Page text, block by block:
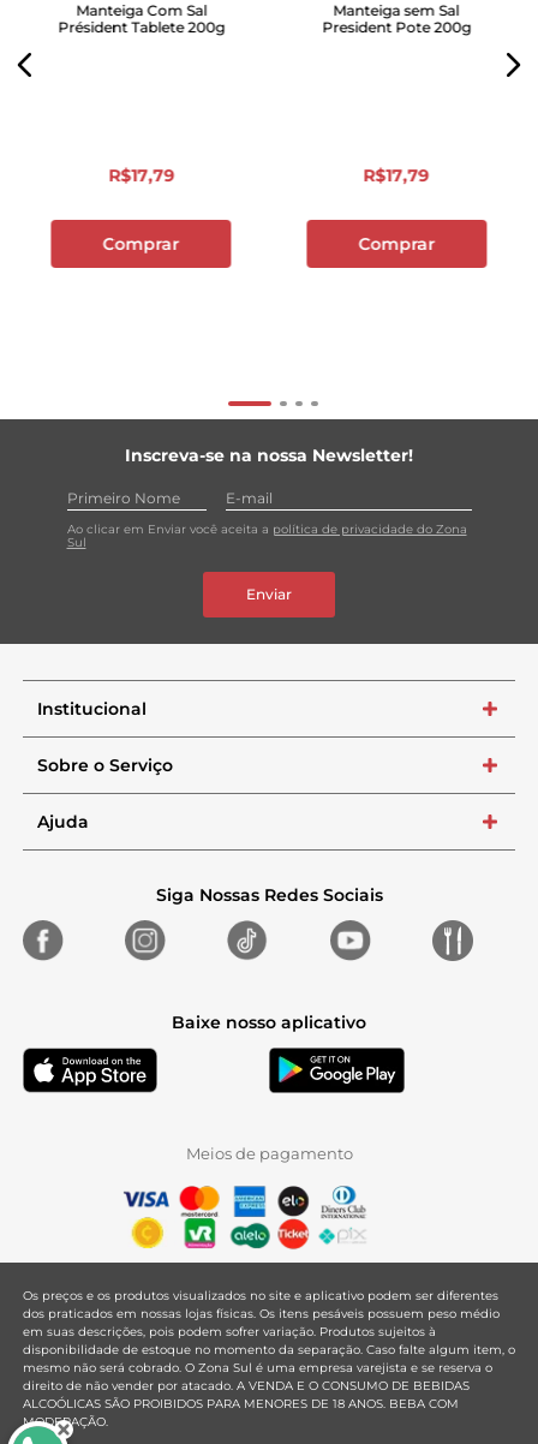
Manteiga Com Sal
Président Tablete 200g
R$17,79
Comprar
Manteiga sem Sal
President Pote 200g
R$17,79
Comprar
Inscreva-se na nossa Newsletter!
Ao clicar em Enviar você aceita a política de privacidade do Zona
Sul
Enviar
Institucional +
Sobre o Serviço +
Ajuda +
Siga Nossas Redes Sociais
Baixe nosso aplicativo
Meios de pagamento
Os preços e os produtos visualizados no site e aplicativo podem ser diferentes
dos praticados em nossas lojas físicas. Os itens pesáveis possuem peso médio
em suas descrições, pois podem sofrer variação. Produtos sujeitos à
disponibilidade de estoque no momento da separação. Caso falte algum item, o
mesmo não será cobrado. O Zona Sul é uma empresa varejista e se reserva o
direito de não vender por atacado. A VENDA E O CONSUMO DE BEBIDAS
ALCOÓLICAS SÃO PROIBIDOS PARA MENORES DE 18 ANOS. BEBA COM
MODERAÇÃO.